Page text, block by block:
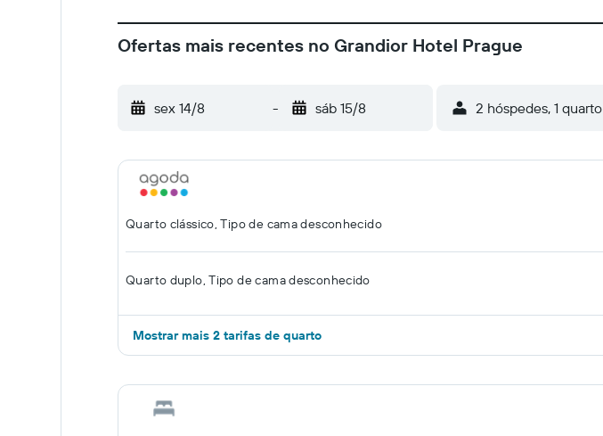
Ofertas mais recentes no Grandior Hotel Prague
sex 14/8 - sáb 15/8 2 hóspedes, 1 quarto
Quarto clássico, Tipo de cama desconhecido
Quarto duplo, Tipo de cama desconhecido
Mostrar mais 2 tarifas de quarto